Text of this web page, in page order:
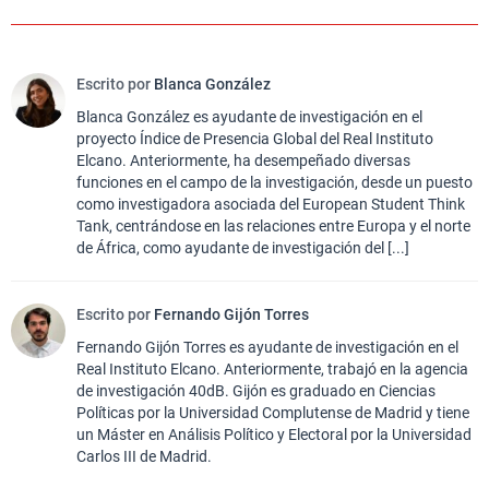
Escrito por Blanca González
Blanca González es ayudante de investigación en el
proyecto Índice de Presencia Global del Real Instituto
Elcano. Anteriormente, ha desempeñado diversas
funciones en el campo de la investigación, desde un puesto
como investigadora asociada del European Student Think
Tank, centrándose en las relaciones entre Europa y el norte
de África, como ayudante de investigación del [...]
Escrito por Fernando Gijón Torres
Fernando Gijón Torres es ayudante de investigación en el
Real Instituto Elcano. Anteriormente, trabajó en la agencia
de investigación 40dB. Gijón es graduado en Ciencias
Políticas por la Universidad Complutense de Madrid y tiene
un Máster en Análisis Político y Electoral por la Universidad
Carlos III de Madrid.